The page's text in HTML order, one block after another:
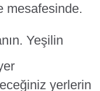
mesafesinde.
Yeşilin
yerlerin